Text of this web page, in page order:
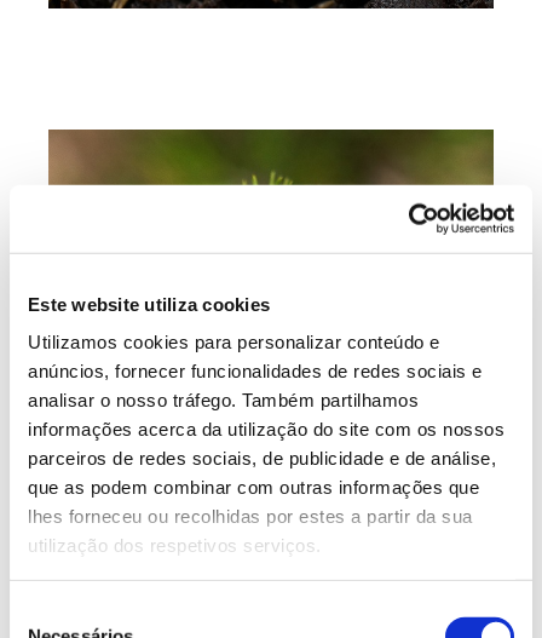
Este website utiliza cookies
Utilizamos cookies para personalizar conteúdo e
anúncios, fornecer funcionalidades de redes sociais e
analisar o nosso tráfego. Também partilhamos
informações acerca da utilização do site com os nossos
parceiros de redes sociais, de publicidade e de análise,
que as podem combinar com outras informações que
lhes forneceu ou recolhidas por estes a partir da sua
utilização dos respetivos serviços.